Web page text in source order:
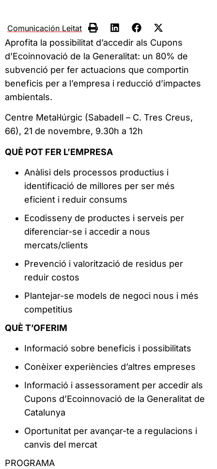
Comunicación Leitat
Aprofita la possibilitat d’accedir als Cupons
d’Ecoinnovació de la Generalitat: un 80% de
subvenció per fer actuacions que comportin
beneficis per a l’empresa i reducció d’impactes
ambientals.
Centre Metal·lúrgic (Sabadell – C. Tres Creus,
66), 21 de novembre, 9.30h a 12h
QUÈ POT FER L’EMPRESA
Anàlisi dels processos productius i
identificació de millores per ser més
eficient i reduir consums
Ecodisseny de productes i serveis per
diferenciar-se i accedir a nous
mercats/clients
Prevenció i valorització de residus per
reduir costos
Plantejar-se models de negoci nous i més
competitius
QUÈ T’OFERIM
Informació sobre beneficis i possibilitats
Conèixer experiències d’altres empreses
Informació i assessorament per accedir als
Cupons d’Ecoinnovació de la Generalitat de
Catalunya
Oportunitat per avançar-te a regulacions i
canvis del mercat
PROGRAMA